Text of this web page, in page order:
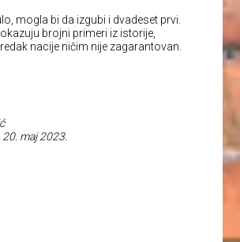
mogla bi da izgubi i dvadeset prvi.
brojni primeri iz istorije,
nacije ničim nije zagarantovan.
maj 2023.